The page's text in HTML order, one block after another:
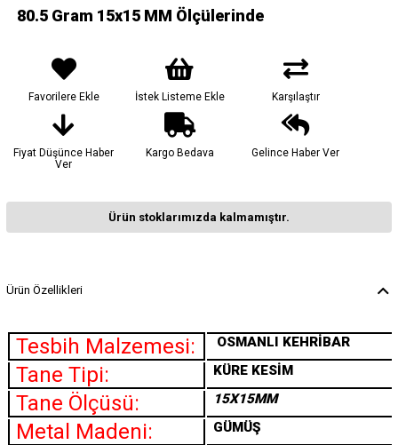
80.5 Gram 15x15 MM Ölçülerinde
Favorilere Ekle İstek Listeme Ekle Karşılaştır
Fiyat Düşünce Haber
Ver
Kargo Bedava Gelince Haber Ver
Ürün stoklarımızda kalmamıştır.
Ürün Özellikleri
Tesbih Malzemesi: OSMANLI KEHRİBAR
Tane Tipi: KÜRE KESİM
Tane Ölçüsü: 15X15MM
Metal Madeni: GÜMÜŞ